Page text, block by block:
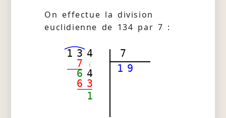
On effectue la division
euclidienne de 134 par 7 :
1 3 4
7
1 9
7
4
6
3
6
1